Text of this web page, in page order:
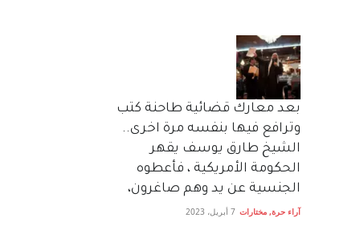
بعد معارك قضائية طاحنة كتب
وترافع فيها بنفسه مرة اخرى..
الشيخ طارق يوسف يقهر
الحكومة الأمريكية ، فأعطوه
الجنسية عن يد وهم صاغرون،
آراء حرة, مختارات 7 أبريل، 2023